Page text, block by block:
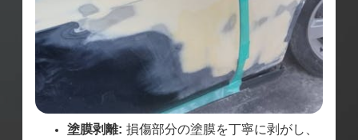
塗膜剥離: 損傷部分の塗膜を丁寧に剥がし、